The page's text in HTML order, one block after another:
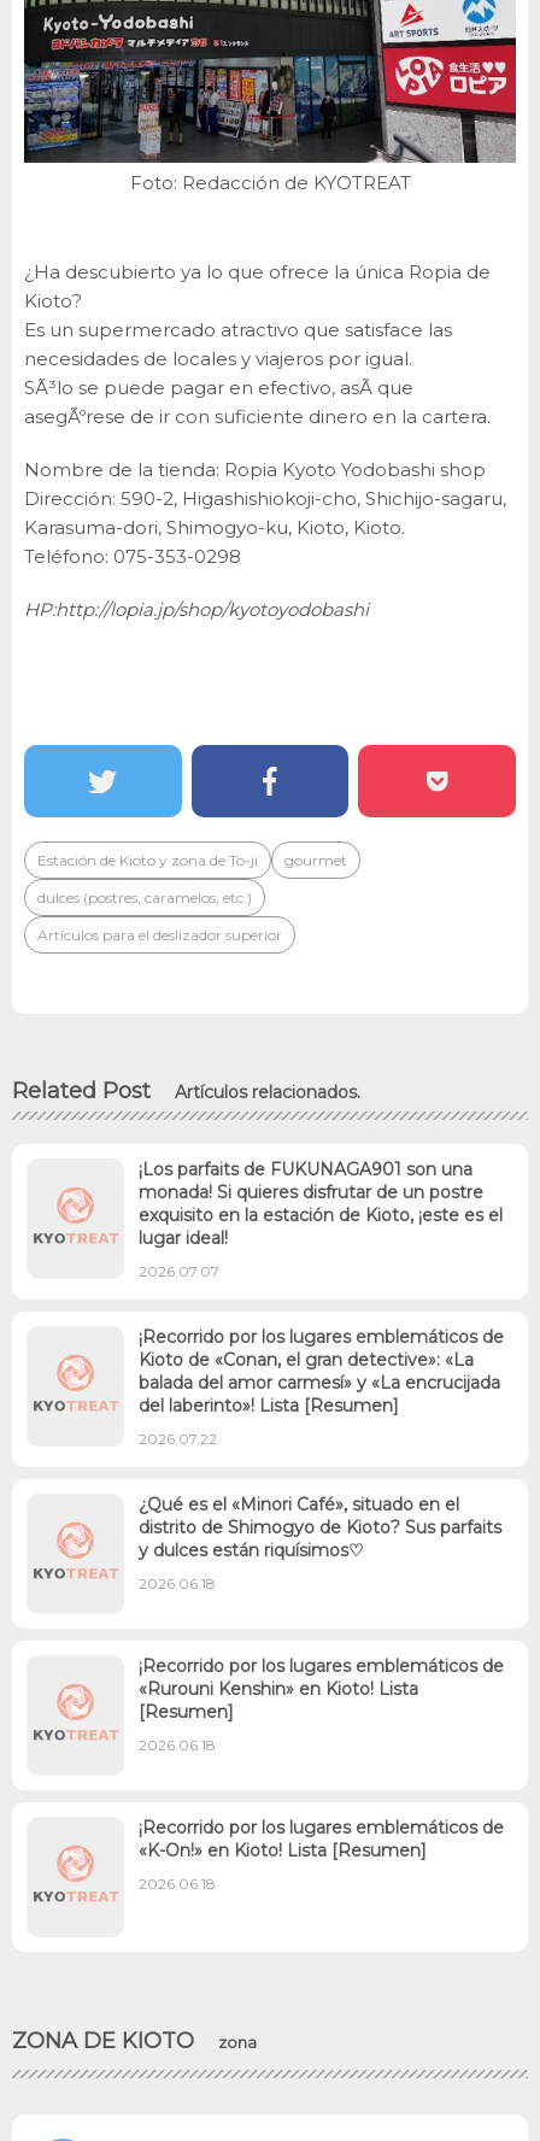
Foto: Redacción de KYOTREAT
¿Ha descubierto ya lo que ofrece la única Ropia de
Kioto?
Es un supermercado atractivo que satisface las
necesidades de locales y viajeros por igual.
SÃ³lo se puede pagar en efectivo, asÃ que
asegÃºrese de ir con suficiente dinero en la cartera.
Nombre de la tienda: Ropia Kyoto Yodobashi shop
Dirección: 590-2, Higashishiokoji-cho, Shichijo-sagaru,
Karasuma-dori, Shimogyo-ku, Kioto, Kioto.
Teléfono: 075-353-0298
HP:http://lopia.jp/shop/kyotoyodobashi
Estación de Kioto y zona de To-ji gourmet
dulces (postres, caramelos, etc.)
Artículos para el deslizador superior
Related Post Artículos relacionados.
¡Los parfaits de FUKUNAGA901 son una
monada! Si quieres disfrutar de un postre
exquisito en la estación de Kioto, ¡este es el
lugar ideal!
2026.07.07
¡Recorrido por los lugares emblemáticos de
Kioto de «Conan, el gran detective»: «La
balada del amor carmesí» y «La encrucijada
del laberinto»! Lista [Resumen]
2026.07.22
¿Qué es el «Minori Café», situado en el
distrito de Shimogyo de Kioto? Sus parfaits
y dulces están riquísimos♡
2026.06.18
¡Recorrido por los lugares emblemáticos de
«Rurouni Kenshin» en Kioto! Lista
[Resumen]
2026.06.18
¡Recorrido por los lugares emblemáticos de
«K-On!» en Kioto! Lista [Resumen]
2026.06.18
ZONA DE KIOTO zona